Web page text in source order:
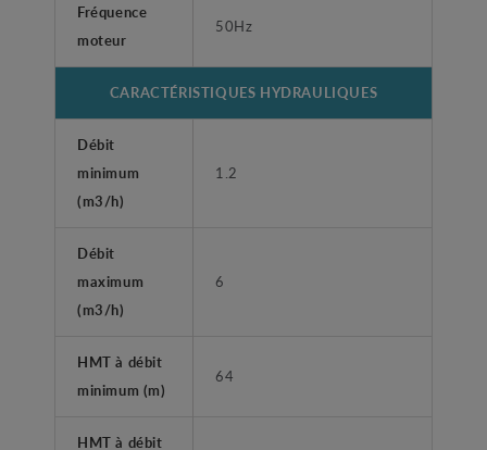
Fréquence
moteur
50Hz
CARACTÉRISTIQUES HYDRAULIQUES
Débit
minimum
(m3/h)
1.2
Débit
maximum
(m3/h)
6
HMT à débit
minimum (m)
64
HMT à débit